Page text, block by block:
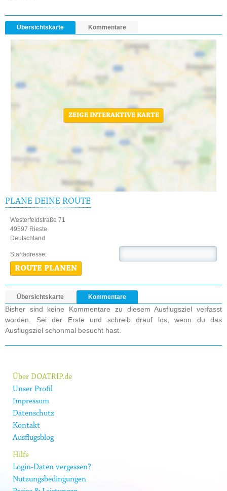
Übersichtskarte Kommentare
ZEIGE INTERAKTIVE KARTE
PLANE DEINE ROUTE
Westerfeldstraße 71
49597 Rieste
Deutschland
Startadresse:
ROUTE PLANEN
Übersichtskarte Kommentare
Bisher sind keine Kommentare zu diesem Ausflugsziel verfasst
worden. Sei der Erste und schreib drauf los, wenn du das
Ausflugsziel schonmal besucht hast.
Über DOATRIP.de
Unser Profil
Impressum
Datenschutz
Kontakt
Ausflugsblog
Hilfe
Login-Daten vergessen?
Nutzungsbedingungen